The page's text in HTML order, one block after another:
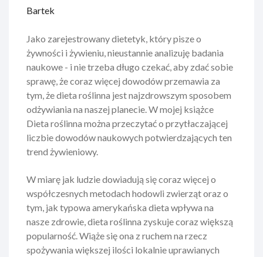
Bartek
Jako zarejestrowany dietetyk, który pisze o
żywności i żywieniu, nieustannie analizuję badania
naukowe - i nie trzeba długo czekać, aby zdać sobie
sprawę, że coraz więcej dowodów przemawia za
tym, że dieta roślinna jest najzdrowszym sposobem
odżywiania na naszej planecie. W mojej książce
Dieta roślinna można przeczytać o przytłaczającej
liczbie dowodów naukowych potwierdzających ten
trend żywieniowy.
W miarę jak ludzie dowiadują się coraz więcej o
współczesnych metodach hodowli zwierząt oraz o
tym, jak typowa amerykańska dieta wpływa na
nasze zdrowie, dieta roślinna zyskuje coraz większą
popularność. Wiąże się ona z ruchem na rzecz
spożywania większej ilości lokalnie uprawianych